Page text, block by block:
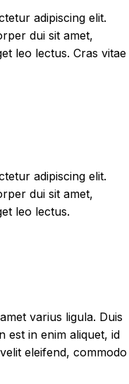
adipiscing elit.
dui sit amet,
leo lectus. Cras vitae
adipiscing elit.
dui sit amet,
leo lectus.
varius ligula. Duis
est in enim aliquet, id
eleifend, commodo